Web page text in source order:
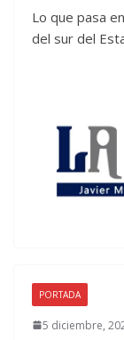
Lo que pasa
del sur del
PORTADA
5 diciembre,